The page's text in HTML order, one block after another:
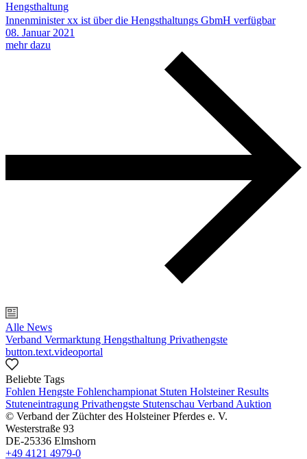
Hengsthaltung
Innenminister xx ist über die Hengsthaltungs GbmH verfügbar
08. Januar 2021
mehr dazu
Alle News
Verband Vermarktung Hengsthaltung Privathengste
button.text.videoportal
Beliebte Tags
Fohlen Hengste Fohlenchampionat Stuten Holsteiner Results
Stuteneintragung Privathengste Stutenschau Verband Auktion
© Verband der Züchter des Holsteiner Pferdes e. V.
Westerstraße 93
DE-25336 Elmshorn
+49 4121 4979-0